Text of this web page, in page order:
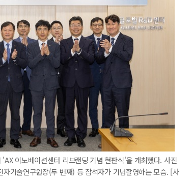
이노베이션센터 리브랜딩 기념 현판식'을 개최했다. 사진
기술연구원장(두 번째) 등 참석자가 기념촬영하는 모습. [사